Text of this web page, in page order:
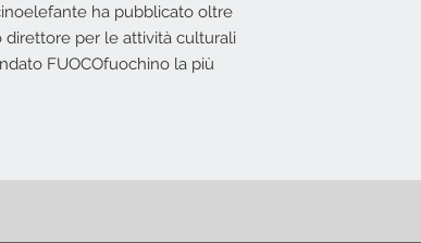
ha pubblicato oltre
direttore per le attività culturali
FUOCOfuochino la più